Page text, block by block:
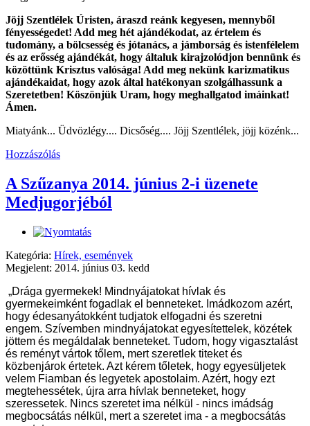
Jöjj Szentlélek Úristen, áraszd reánk kegyesen, mennyből
fényességedet! Add meg hét ajándékodat, az értelem és
tudomány, a bölcsesség és jótanács, a jámborság és istenfélelem
és az erősség ajándékát, hogy általuk kirajzolódjon bennünk és
közöttünk Krisztus valósága! Add meg nekünk karizmatikus
ajándékaidat, hogy azok által hatékonyan szolgálhassunk a
Szeretetben! Köszönjük Uram, hogy meghallgatod imáinkat!
Ámen.
Miatyánk... Üdvözlégy.... Dicsőség.... Jöjj Szentlélek, jöjj közénk...
Hozzászólás
A Szűzanya 2014. június 2-i üzenete
Medjugorjéból
Kategória: Hírek, események
Megjelent: 2014. június 03. kedd
„Drága gyermekek! Mindnyájatokat hívlak és
gyermekeimként fogadlak el benneteket. Imádkozom azért,
hogy édesanyátokként tudjatok elfogadni és szeretni
engem. Szívemben mindnyájatokat egyesítettelek, közétek
jöttem és megáldalak benneteket. Tudom, hogy vigasztalást
és reményt vártok tőlem, mert szeretlek titeket és
közbenjárok értetek. Azt kérem tőletek, hogy egyesüljetek
velem Fiamban és legyetek apostolaim. Azért, hogy ezt
megtehessétek, újra arra hívlak benneteket, hogy
szeressetek. Nincs szeretet ima nélkül - nincs imádság
megbocsátás nélkül, mert a szeretet ima - a megbocsátás